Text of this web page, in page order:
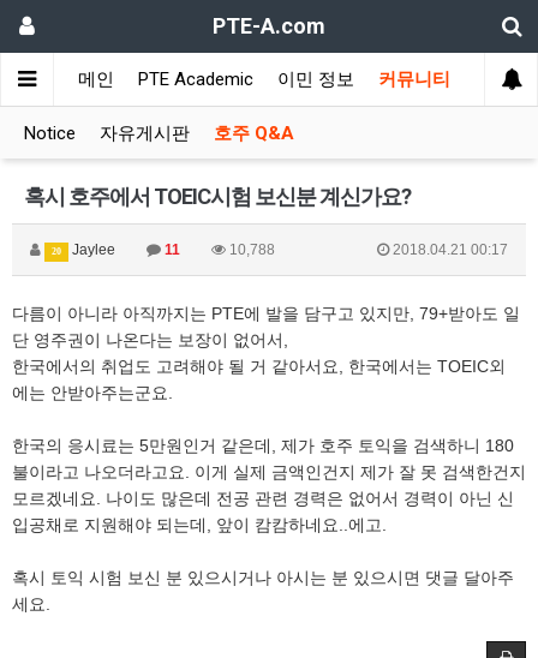
PTE-A.com
메인 PTE Academic 이민 정보 커뮤니티
Notice 자유게시판 호주 Q&A
혹시 호주에서 TOEIC시험 보신분 계신가요?
20 Jaylee 11 10,788 2018.04.21 00:17
다름이 아니라 아직까지는 PTE에 발을 담구고 있지만, 79+받아도 일
단 영주권이 나온다는 보장이 없어서,
한국에서의 취업도 고려해야 될 거 같아서요, 한국에서는 TOEIC외
에는 안받아주는군요.
한국의 응시료는 5만원인거 같은데, 제가 호주 토익을 검색하니 180
불이라고 나오더라고요. 이게 실제 금액인건지 제가 잘 못 검색한건지
모르겠네요. 나이도 많은데 전공 관련 경력은 없어서 경력이 아닌 신
입공채로 지원해야 되는데, 앞이 캄캄하네요..에고.
혹시 토익 시험 보신 분 있으시거나 아시는 분 있으시면 댓글 달아주
세요.